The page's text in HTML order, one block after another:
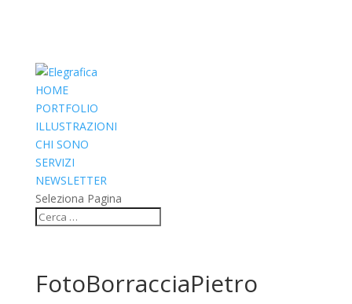
HOME
PORTFOLIO
ILLUSTRAZIONI
CHI SONO
SERVIZI
NEWSLETTER
Seleziona Pagina
FotoBorracciaPietro